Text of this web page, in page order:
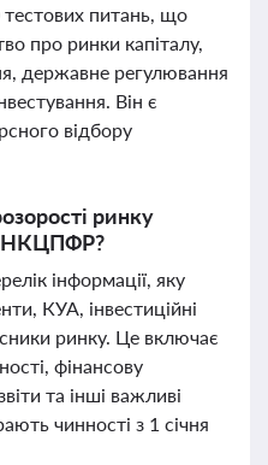
тестових питань, що
про ринки капіталу,
державне регулювання
Він є
відбору
ринку
НКЦПФР?
інформації, яку
КУА, інвестиційні
ринку. Це включає
фінансову
та інші важливі
чинності з 1 січня